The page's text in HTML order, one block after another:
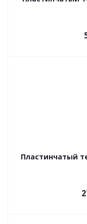
Пластинчатый